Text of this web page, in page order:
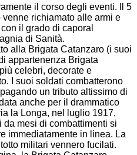
il corso degli eventi. Il 5
richiamato alle armi e
il grado di caporal
di Sanità.
alla Brigata Catanzaro (i suoi
appartenenza Brigata
celebri, decorate e
I suoi soldati combatterono
un tributo altissimo di
anche per il drammatico
la Longa, nel luglio 1917,
mesi di combattimenti si
immediatamente in linea. La
militari vennero fucilati.